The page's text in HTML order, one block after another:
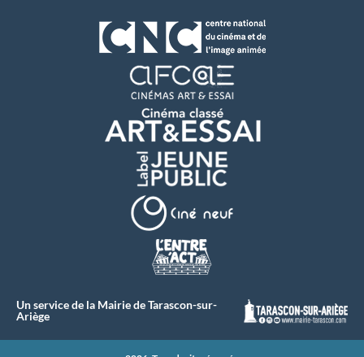
Un service de la Mairie de Tarascon-sur-
Ariège